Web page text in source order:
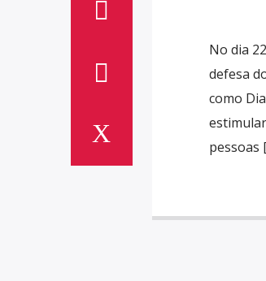
No dia
defesa
como
pessoas